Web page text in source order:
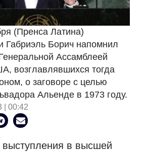
(Пренса Латина)
Габриэль Борич напомнил
Ассамблеей
возглавлявшихся тогда
о заговоре с целью
Альенде в 1973 году.
| 00:42
выступления в высшей